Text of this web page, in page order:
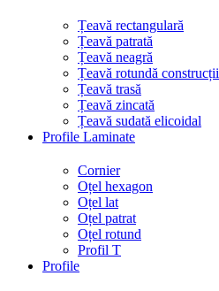
Țeavă rectangulară
Țeavă patrată
Țeavă neagră
Țeavă rotundă construcții
Țeavă trasă
Țeavă zincată
Țeavă sudată elicoidal
Profile Laminate
Cornier
Oțel hexagon
Oțel lat
Oțel patrat
Oțel rotund
Profil T
Profile